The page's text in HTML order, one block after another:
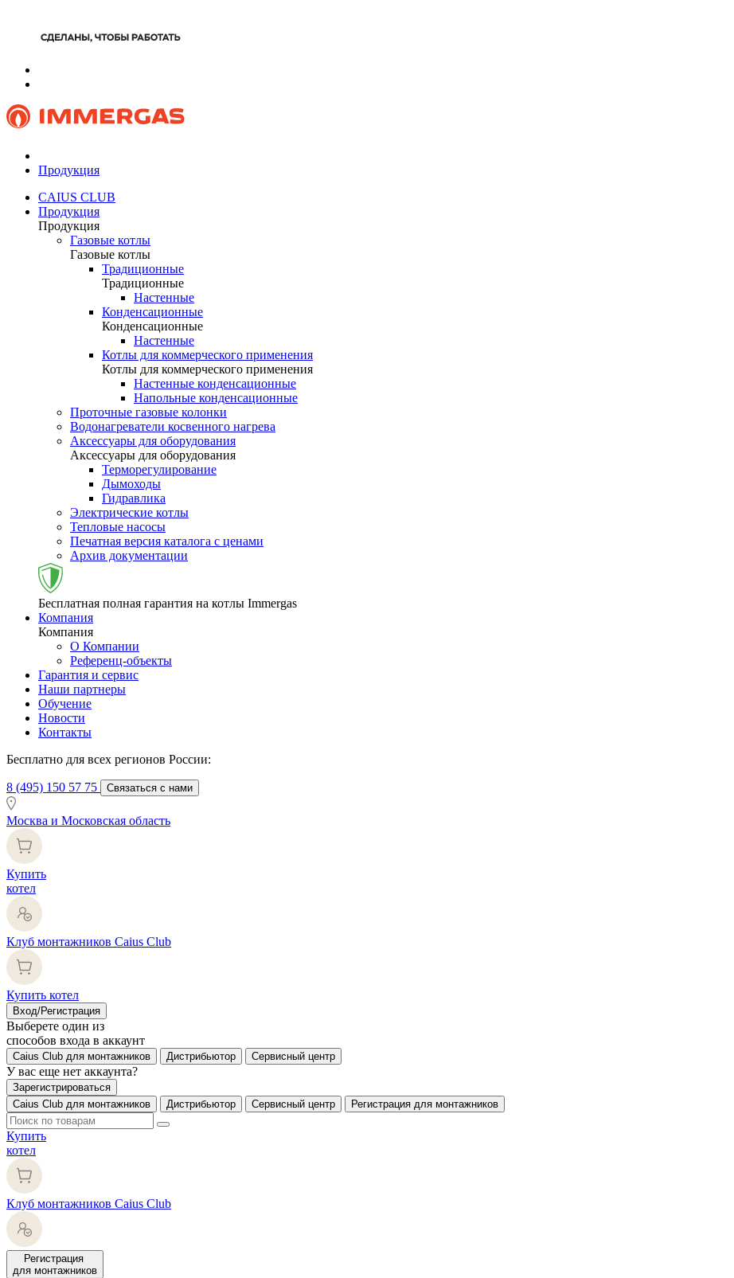
Продукция
CAIUS CLUB
Продукция
Продукция
Газовые котлы
Газовые котлы
Традиционные
Традиционные
Настенные
Конденсационные
Конденсационные
Настенные
Котлы для коммерческого применения
Котлы для коммерческого применения
Настенные конденсационные
Напольные конденсационные
Проточные газовые колонки
Водонагреватели косвенного нагрева
Аксессуары для оборудования
Аксессуары для оборудования
Терморегулирование
Дымоходы
Гидравлика
Электрические котлы
Тепловые насосы
Печатная версия каталога с ценами
Архив документации
Бесплатная полная гарантия на котлы Immergas
Компания
Компания
О Компании
Референц-объекты
Гарантия и сервис
Наши партнеры
Обучение
Новости
Контакты
Бесплатно для всех регионов России:
8 (495) 150 57 75 Связаться с нами
Москва и Московская область
Купить
котел
Клуб монтажников Caius Club
Купить котел
Вход/Регистрация
Выберете один из
способов входа в аккаунт
Caius Club для монтажников Дистрибьютор Сервисный центр
У вас еще нет аккаунта?
Зарегистрироваться
Caius Club для монтажников
Дистрибьютор Сервисный центр Регистрация для монтажников
Купить
котел
Клуб монтажников Caius Club
Регистрация
для монтажников